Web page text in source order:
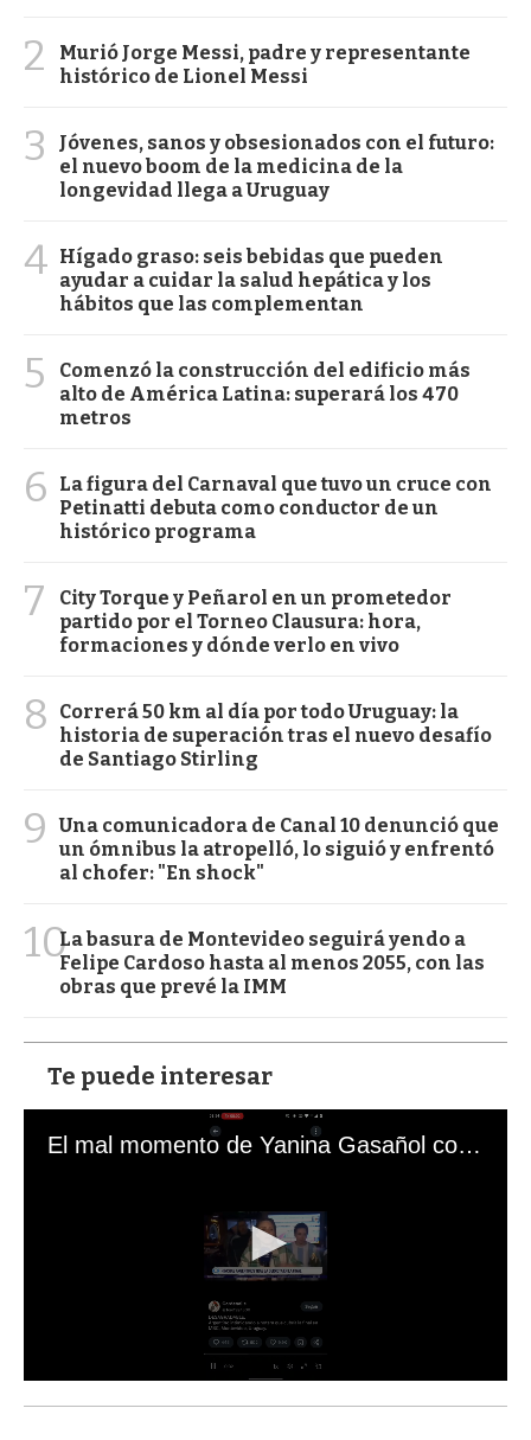
2
Murió Jorge Messi, padre y representante
histórico de Lionel Messi
3
Jóvenes, sanos y obsesionados con el futuro:
el nuevo boom de la medicina de la
longevidad llega a Uruguay
4 Hígado graso: seis bebidas que pueden
ayudar a cuidar la salud hepática y los
hábitos que las complementan
5
Comenzó la construcción del edificio más
alto de América Latina: superará los 470
metros
6
La figura del Carnaval que tuvo un cruce con
Petinatti debuta como conductor de un
histórico programa
7
City Torque y Peñarol en un prometedor
partido por el Torneo Clausura: hora,
formaciones y dónde verlo en vivo
8
Correrá 50 km al día por todo Uruguay: la
historia de superación tras el nuevo desafío
de Santiago Stirling
9
Una comunicadora de Canal 10 denunció que
un ómnibus la atropelló, lo siguió y enfrentó
al chofer: "En shock"
10La basura de Montevideo seguirá yendo a
Felipe Cardoso hasta al menos 2055, con las
obras que prevé la IMM
Te puede interesar
El mal momento de Yanina Gasañol con un hincha argentino en "Subrayado"
s